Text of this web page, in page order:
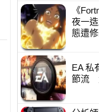
《
夜一
態遭
EA 私
節流